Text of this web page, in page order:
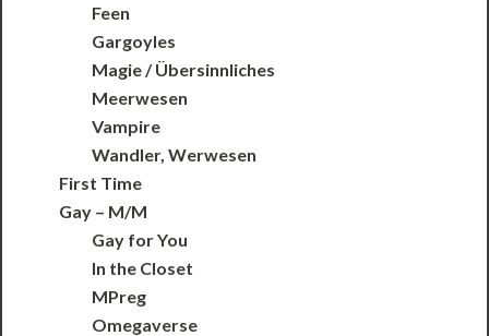
Feen
Gargoyles
Magie / Übersinnliches
Meerwesen
Vampire
Wandler, Werwesen
First Time
Gay – M/M
Gay for You
In the Closet
MPreg
Omegaverse